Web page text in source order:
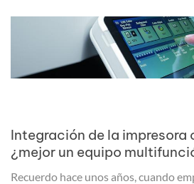
Integración de la impresora
¿mejor un equipo
Recuerdo hace unos años, cuando